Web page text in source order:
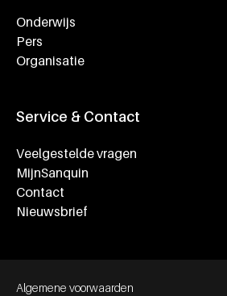
Onderwijs
Pers
Organisatie
Service & Contact
Veelgestelde vragen
MijnSanquin
Contact
Nieuwsbrief
Footer bottom navigation
Algemene voorwaarden